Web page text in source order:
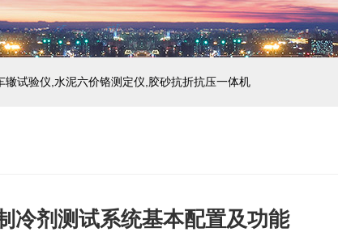
试验仪,水泥六价铬测定仪,胶砂抗折抗压一体机
冷剂测试系统基本配置及功能